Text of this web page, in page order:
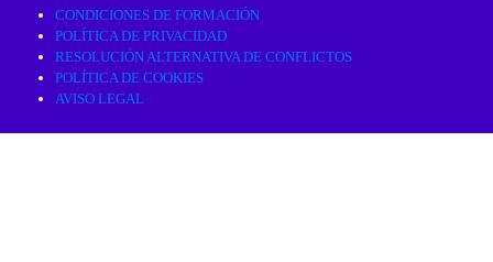
CONDICIONES DE FORMACIÓN
POLÍTICA DE PRIVACIDAD
RESOLUCIÓN ALTERNATIVA DE CONFLICTOS
POLÍTICA DE COOKIES
AVISO LEGAL